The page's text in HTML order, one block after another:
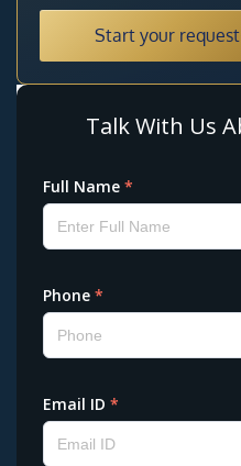
Start your request